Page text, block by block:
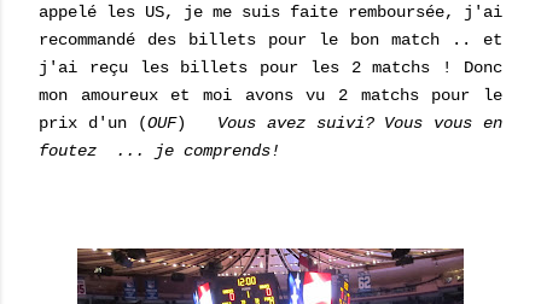
appelé les US, je me suis faite remboursée, j 'ai
recommandé des billets pour le bon match .. et
j'ai reçu les billets pour les 2 matchs ! Donc
mon amoureux et moi avons vu 2 matchs pour le
prix d'un (OUF) Vous avez suivi? Vous vous en
foutez ...
je comprends!